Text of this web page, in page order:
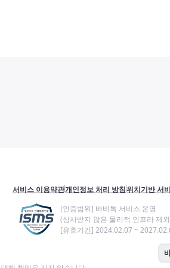
서비스 이용약관개인정보 처리 방침위치기반 서
[인증범위] 바비톡 서비스 운영
(심사받지 않은 물리적 인프라 제
[유효기간] 2024.02.07 ~